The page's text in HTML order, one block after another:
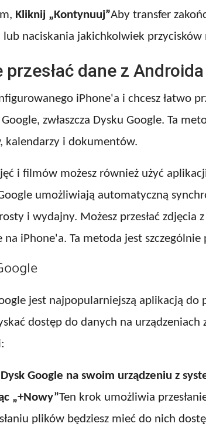
Kliknij „Kontynuuj”Aby transfer
naciskania jakichkolwiek
dane z
iPhone'a i chcesz łatwo
zwłaszcza Dysku Google. Ta
kalendarzy i dokumentów.
i filmów możesz również użyć
umożliwiają automatyczną
i wydajny. Możesz przesłać
iPhone'a. Ta metoda jest
jest najpopularniejszą aplikacją
dostęp do danych na
Google na swoim urządzeniu z
„+Nowy”Ten krok umożliwia
plików będziesz mieć do nich